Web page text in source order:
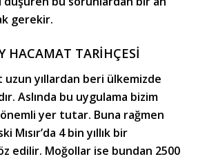
gerekir.
HACAMAT TARIHÇESI
uzun yıllardan beri ülkemizde
Aslında bu uygulama bizim
yer tutar. Buna rağmen
Mısır’da 4 bin yıllık bir
edilir. Moğollar ise bundan 2500